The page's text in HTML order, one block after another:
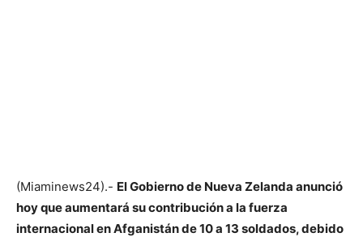
(Miaminews24).- El Gobierno de Nueva Zelanda anunció
hoy que aumentará su contribución a la fuerza
internacional en Afganistán de 10 a 13 soldados, debido